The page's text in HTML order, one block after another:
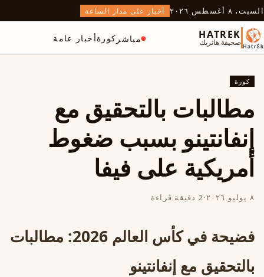
السبت، ٨ أغسطس ٢٠٢٦ أخبار على مدار الساعة
HATREK
صحيفة هاتريك مباشر كورةأخبار عامة
كورة
مطالبات بالتحقيق مع
إنفانتينو بسبب ضغوط
أمريكية على فيفا
٨ يوليو ٢٠٢٦ ·2 دقيقة قراءة
فضيحة في كأس العالم 2026: مطالبات
بالتحقيق مع إنفانتينو